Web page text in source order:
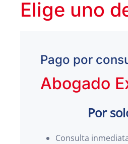
Elige uno
Pago por
Abogado
Por
Consulta